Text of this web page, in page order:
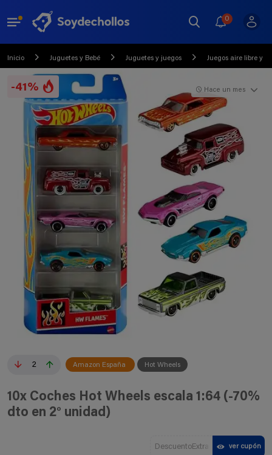
0
Inicio Juguetes y Bebé Juguetes y juegos Juegos aire libre y
-41%
2 Amazon España Hot Wheels
Hace un mes
10x Coches Hot Wheels escala 1:64 (-70%
dto en 2° unidad)
DescuentoExtra ver cupón